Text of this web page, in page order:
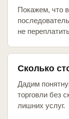
Покажем, что
не
Сколько
Дадим
торговли без
лишних услуг.